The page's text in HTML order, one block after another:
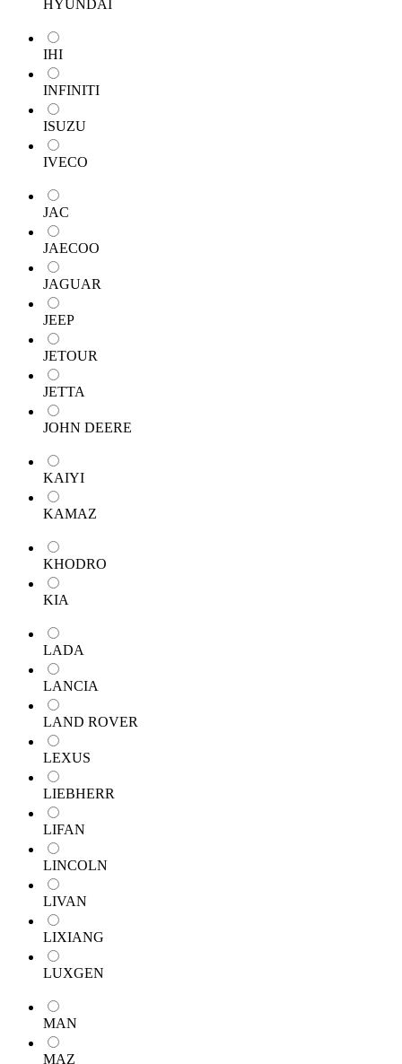
HYUNDAI
IHI
INFINITI
ISUZU
IVECO
JAC
JAECOO
JAGUAR
JEEP
JETOUR
JETTA
JOHN DEERE
KAIYI
KAMAZ
KHODRO
KIA
LADA
LANCIA
LAND ROVER
LEXUS
LIEBHERR
LIFAN
LINCOLN
LIVAN
LIXIANG
LUXGEN
MAN
MAZ